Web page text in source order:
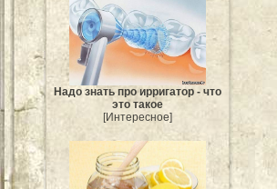
Надо знать про ирригатор - что
это такое
[Интересное]